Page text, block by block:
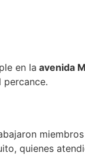
en la avenida
quienes